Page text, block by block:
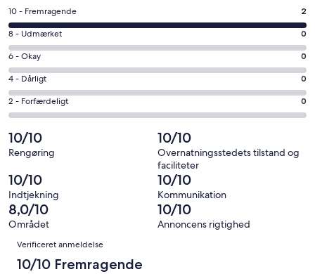
et
nyt
vindue
Bedømmelse
på
10
−
Fremragende.
2
af
i
alt
2
anmeldelser
10 - Fremragende 2
Bedømmelse
på
8
−
Udmærket.
0
i
alt
anmeldelser
8 - Udmærket 0
Bedømmelse
på
6
−
Okay.
0
af
i
alt
2
anmeldelser
6 - Okay 0
Bedømmelse
på
4
Dårligt.
0
alt
2
anmeldelser
4 - Dårligt 0
Bedømmelse
på
2
−
Forfærdeligt.
0
af
i
alt
anmeldelser
2 - Forfærdeligt 0
10/10
Rengøring
10/10
Overnatningsstedets tilstand og
faciliteter
10/10
Indtjekning
10/10
Kommunikation
8,0/10
Området
10/10
Annoncens rigtighed
Anmeldelser
Verificeret anmeldelse
10/10 Fremragende